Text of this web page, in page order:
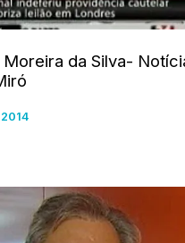
da Silva-
2014